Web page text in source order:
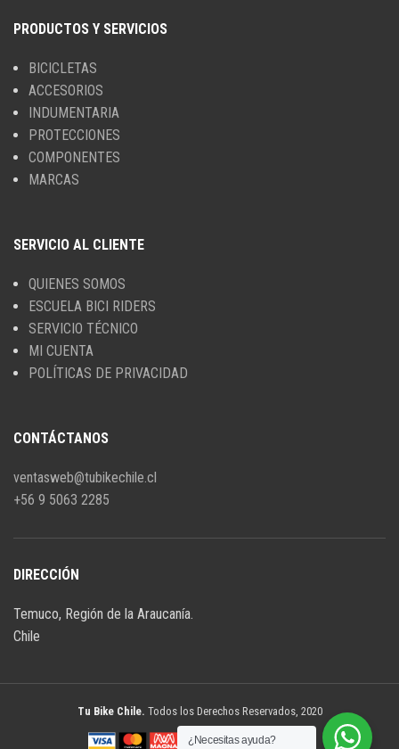
PRODUCTOS Y SERVICIOS
BICICLETAS
ACCESORIOS
INDUMENTARIA
PROTECCIONES
COMPONENTES
MARCAS
SERVICIO AL CLIENTE
QUIENES SOMOS
ESCUELA BICI RIDERS
SERVICIO TÉCNICO
MI CUENTA
POLÍTICAS DE PRIVACIDAD
CONTÁCTANOS
ventasweb@tubikechile.cl
+56 9 5063 2285
DIRECCIÓN
Temuco, Región de la Araucanía.
Chile
Tu Bike Chile. Todos los Derechos Reservados, 2020
¿Necesitas ayuda?